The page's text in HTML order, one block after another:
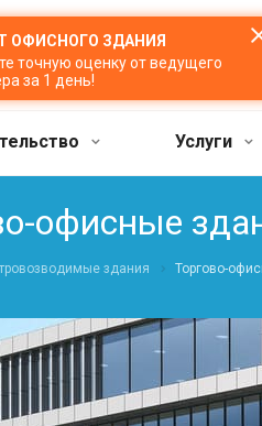
ОФИСНОГО ЗДАНИЯ
точную оценку от ведущего
за 1 день!
Услуги
офисные
здания Торгово-